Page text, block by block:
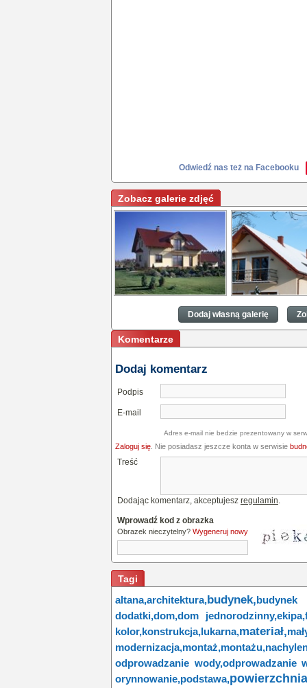
Odwiedź nas też na Facebooku
Zobacz galerie zdjęć
Dodaj własną galerię
Komentarze
Dodaj komentarz
Podpis
E-mail
Adres e-mail nie bedzie prezentowany w
Zaloguj się . Nie posiadasz jeszcze konta w serwisie
Treść
Dodając komentarz, akceptujesz regulamin.
Wprowadź kod z obrazka
Obrazek nieczytelny? Wygeneruj nowy
Tagi
altana,architektura,budynek,
dodatki,dom,dom jednorodzinny,ekipa,
kolor,konstrukcja,lukarna,materiał,
modernizacja,montaż,montażu,
odprowadzanie wody,odprowadzanie
orynnowanie,podstawa,